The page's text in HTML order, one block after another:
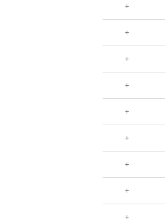
+
+
+
+
+
+
+
+
+